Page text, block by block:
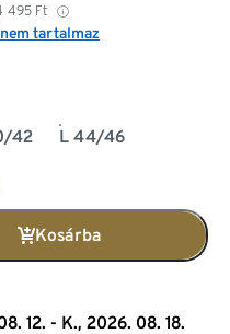
495 Ft
tartalmaz
42 L 44/46
Kosárba
12. - K., 2026. 08. 18.